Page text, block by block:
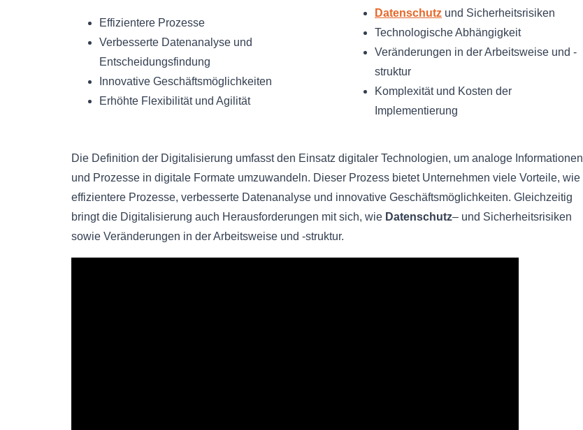
Effizientere Prozesse
Verbesserte Datenanalyse und
Entscheidungsfindung
Innovative Geschäftsmöglichkeiten
Erhöhte Flexibilität und Agilität
Datenschutz und Sicherheitsrisiken
Technologische Abhängigkeit
Veränderungen in der Arbeitsweise und -
struktur
Komplexität und Kosten der
Implementierung
Die Definition der Digitalisierung umfasst den Einsatz digitaler Technologien, um analoge Informationen
und Prozesse in digitale Formate umzuwandeln. Dieser Prozess bietet Unternehmen viele Vorteile, wie
effizientere Prozesse, verbesserte Datenanalyse und innovative Geschäftsmöglichkeiten. Gleichzeitig
bringt die Digitalisierung auch Herausforderungen mit sich, wie Datenschutz– und Sicherheitsrisiken
sowie Veränderungen in der Arbeitsweise und -struktur.